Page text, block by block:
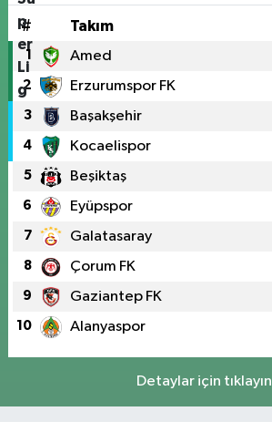
# Takım
1 Amed
2 Erzurumspor FK
3 Başakşehir
4 Kocaelispor
5 Beşiktaş
6 Eyüpspor
7 Galatasaray
8 Çorum FK
9 Gaziantep FK
10 Alanyaspor
Detaylar için tıklayın